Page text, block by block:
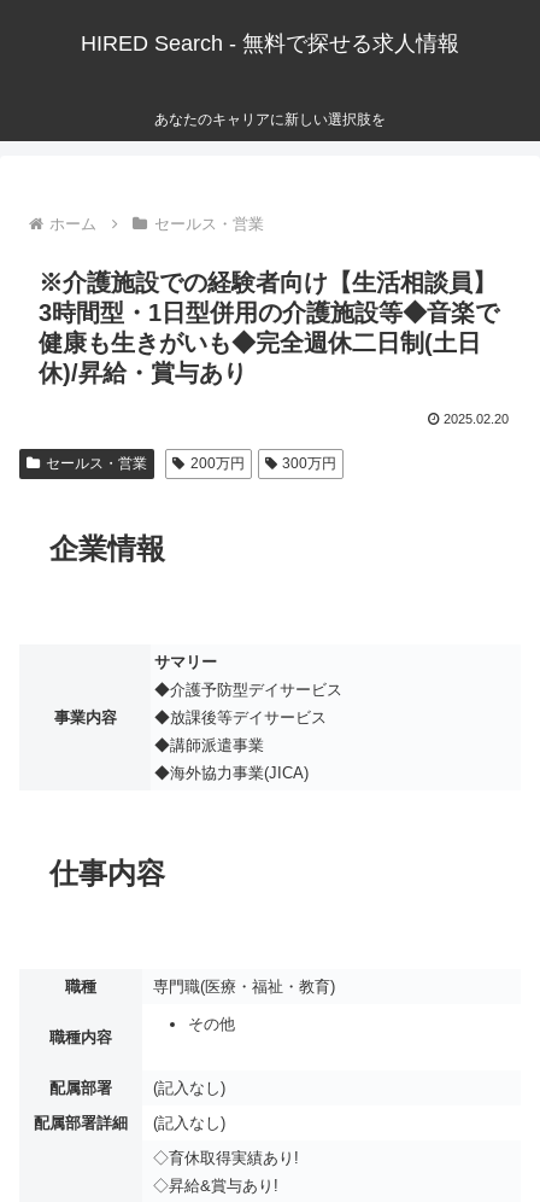
HIRED Search - 無料で探せる求人情報
あなたのキャリアに新しい選択肢を
ホーム セールス・営業
※介護施設での経験者向け【生活相談員】
3時間型・1日型併用の介護施設等◆音楽で
健康も生きがいも◆完全週休二日制(土日
休)/昇給・賞与あり
2025.02.20
セールス・営業 200万円 300万円
企業情報
事業内容
サマリー
◆介護予防型デイサービス
◆放課後等デイサービス
◆講師派遣事業
◆海外協力事業(JICA)
仕事内容
職種 専門職(医療・福祉・教育)
職種内容
その他
配属部署
(記入なし)
配属部署詳細
(記入なし)
◇育休取得実績あり!
◇昇給&賞与あり!